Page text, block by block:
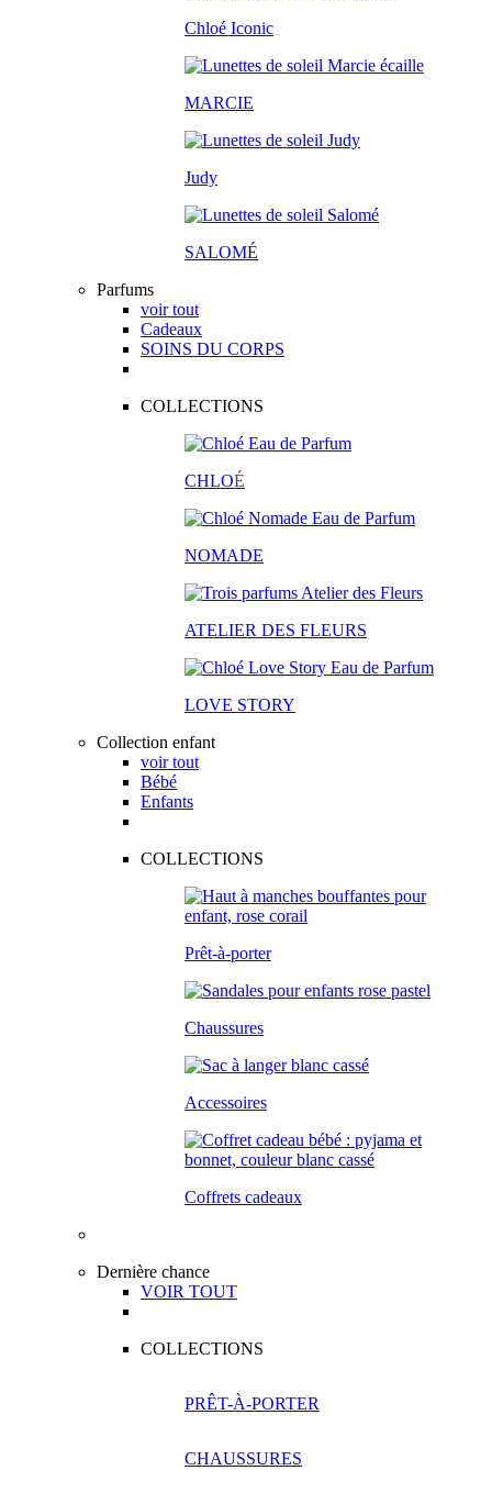
Chloé Iconic
MARCIE
Judy
SALOMÉ
Parfums
voir tout
Cadeaux
SOINS DU CORPS
COLLECTIONS
CHLOÉ
NOMADE
ATELIER DES FLEURS
LOVE STORY
Collection enfant
voir tout
Bébé
Enfants
COLLECTIONS
Prêt-à-porter
Chaussures
Accessoires
Coffrets cadeaux
Dernière chance
VOIR TOUT
COLLECTIONS
PRÊT-À-PORTER
CHAUSSURES